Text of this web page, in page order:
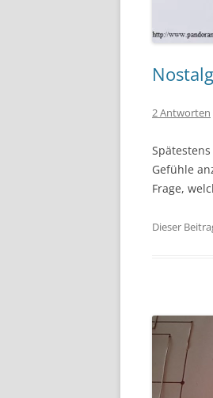
2 Antworten
Gefühle
Frage,
Dieser